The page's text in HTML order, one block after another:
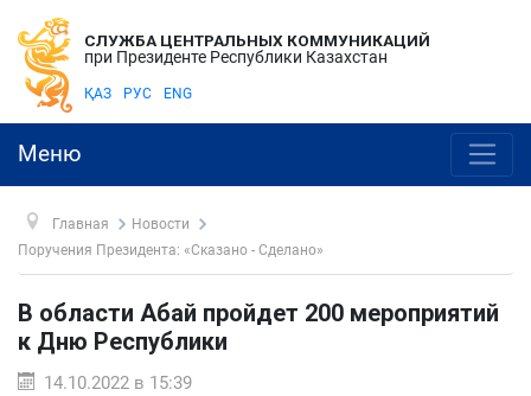
СЛУЖБА ЦЕНТРАЛЬНЫХ КОММУНИКАЦИЙ
при Президенте Республики Казахстан
ҚАЗ РУС ENG
Меню
Главная
Новости
Поручения Президента: «Сказано - Сделано»
В области Абай пройдет 200 мероприятий
к Дню Республики
14.10.2022 в 15:39